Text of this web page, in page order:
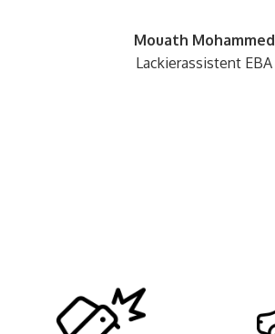
Mouath Mohammed
Lackierassistent EBA